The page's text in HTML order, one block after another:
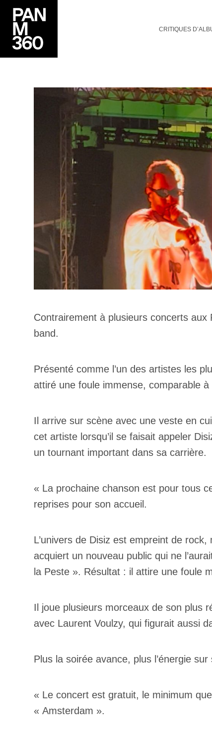
CRITIQUES
Contrairement à plusieurs concerts
band.
Présenté comme l’un des artistes les
attiré une foule immense, comparable à
Il arrive sur scène avec une veste en
cet artiste lorsqu’il se faisait appeler
un tournant important dans sa carrière.
« La prochaine chanson est pour tous
reprises pour son accueil.
L’univers de Disiz est empreint de
acquiert un nouveau public qui ne
la Peste ». Résultat : il attire une foule
Il joue plusieurs morceaux de son plus
avec Laurent Voulzy, qui figurait aussi
Plus la soirée avance, plus l’énergie
« Le concert est gratuit, le minimum
« Amsterdam ».